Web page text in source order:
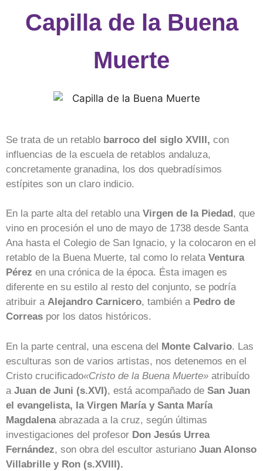
Capilla de la Buena
Muerte
Se trata de un retablo barroco del siglo XVIII, con
influencias de la escuela de retablos andaluza,
concretamente granadina, los dos quebradísimos
estípites son un claro indicio.
En la parte alta del retablo una Virgen de la Piedad , que
vino en procesión el uno de mayo de 1738 desde Santa
Ana hasta el Colegio de San Ignacio, y la colocaron en el
retablo de la Buena Muerte, tal como lo relata Ventura
Pérez en una crónica de la época. Ésta imagen es
diferente en su estilo al resto del conjunto, se podría
atribuir a Alejandro Carnicero, también a Pedro de
Correas por los datos históricos.
En la parte central, una escena del Monte Calvario. Las
esculturas son de varios artistas, nos detenemos en el
Cristo crucificado«Cristo de la Buena Muerte» atribuído
a Juan de Juni (s.XVI), está acompañado de San Juan
el evangelista, la Virgen María y Santa María
Magdalenaabrazada a la cruz, según últimas
investigaciones del profesor Don Jesús Urrea
Fernández, son obra del escultor asturiano Juan Alonso
Villabrille y Ron (s.XVIII).